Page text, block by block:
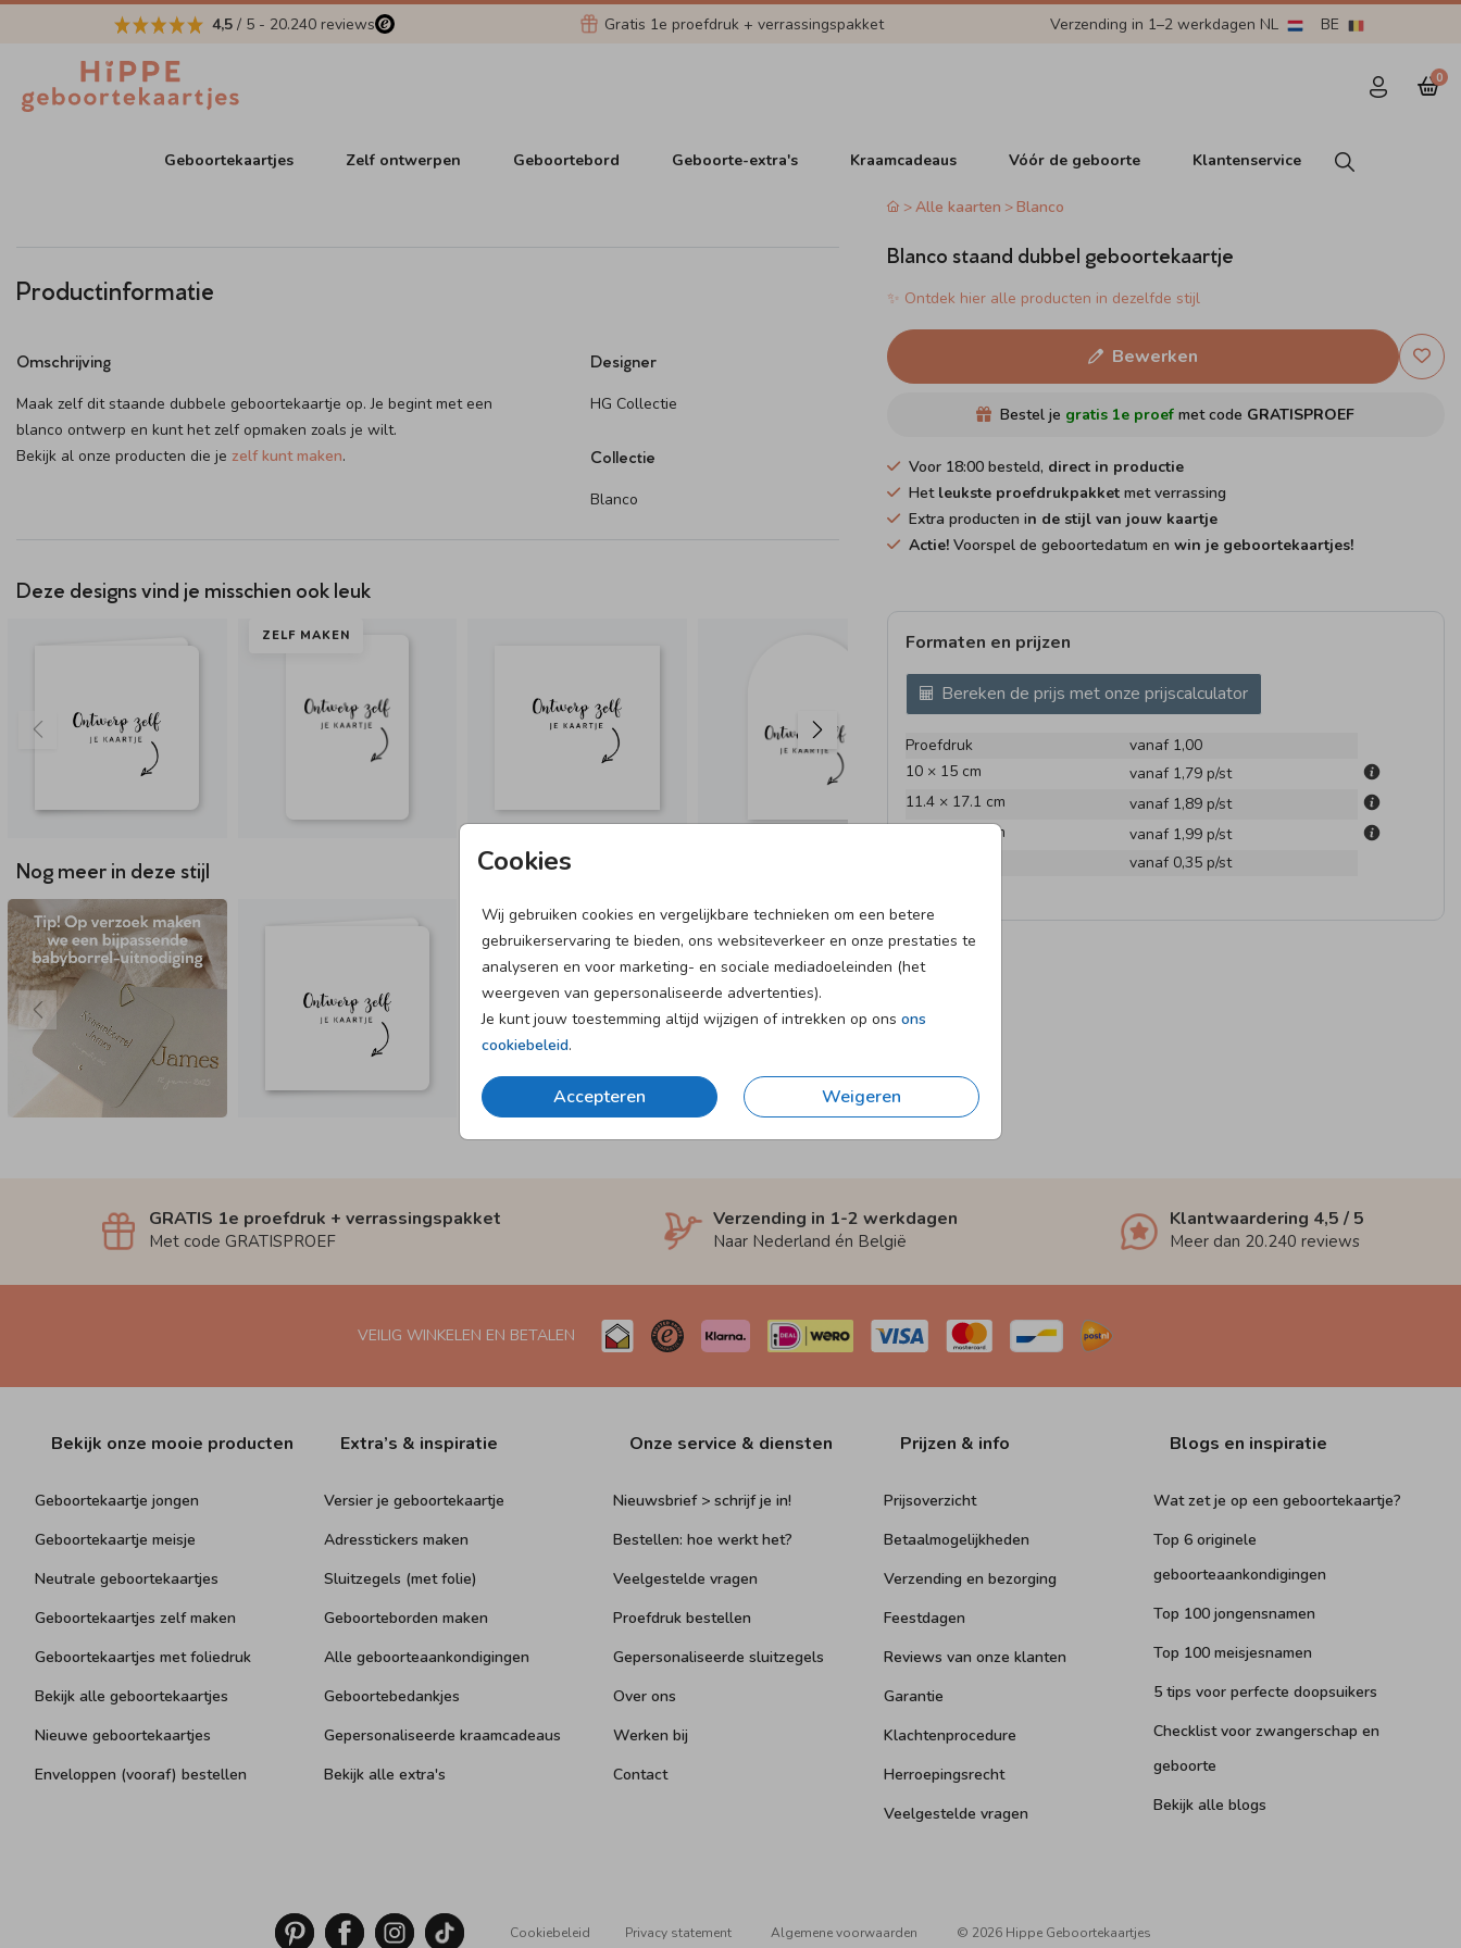
4,5 / 5 - 20.240 reviews Gratis 1e proefdruk + verrassingspakket Verzending in 1–2 werkdagen NL BE
0
Geboortekaartjes Zelf ontwerpen Geboortebord Geboorte-extra's Kraamcadeaus Vóór de geboorte Klantenservice
Cookies
Wij gebruiken cookies en vergelijkbare technieken om een betere
gebruikerservaring te bieden, ons websiteverkeer en onze prestaties te
analyseren en voor marketing- en sociale mediadoeleinden (het
weergeven van gepersonaliseerde advertenties).
Je kunt jouw toestemming altijd wijzigen of intrekken op ons ons
cookiebeleid.
Accepteren Weigeren
Productinformatie
Omschrijving
Maak zelf dit staande dubbele geboortekaartje op. Je begint met een
blanco ontwerp en kunt het zelf opmaken zoals je wilt.
Bekijk al onze producten die je zelf kunt maken.
Designer
HG Collectie
Collectie
Blanco
Deze designs vind je misschien ook leuk
ZELF MAKEN
Nog meer in deze stijl
Alle kaarten Blanco
Blanco staand dubbel geboortekaartje
✨ Ontdek hier alle producten in dezelfde stijl
Bewerken
Bestel je gratis 1e proef met code GRATISPROEF
Voor 18:00 besteld, direct in productie
Het leukste proefdrukpakketmet verrassing
Extra producten in de stijl van jouw kaartje
Actie!Voorspel de geboortedatum en win je geboortekaartjes!
Formaten en prijzen
Bereken de prijs met onze prijscalculator
Proefdruk
vanaf 1,00
10 × 15 cm
vanaf 1,79 p/st
11.4 × 17.1 cm
vanaf 1,89 p/st
14.4 × 21.6 cm
vanaf 1,99 p/st
vanaf 0,35 p/st
GRATIS 1e proefdruk + verrassingspakket
Met code GRATISPROEF
Verzending in 1-2 werkdagen
Naar Nederland én België
Klantwaardering 4,5 / 5
Meer dan 20.240 reviews
VEILIG WINKELEN EN BETALEN
Bekijk onze mooie producten
Geboortekaartje jongen
Geboortekaartje meisje
Neutrale geboortekaartjes
Geboortekaartjes zelf maken
Geboortekaartjes met foliedruk
Bekijk alle geboortekaartjes
Nieuwe geboortekaartjes
Enveloppen (vooraf) bestellen
Extra’s & inspiratie
Versier je geboortekaartje
Adresstickers maken
Sluitzegels (met folie)
Geboorteborden maken
Alle geboorteaankondigingen
Geboortebedankjes
Gepersonaliseerde kraamcadeaus
Bekijk alle extra's
Onze service & diensten
Nieuwsbrief > schrijf je in!
Bestellen: hoe werkt het?
Veelgestelde vragen
Proefdruk bestellen
Gepersonaliseerde sluitzegels
Over ons
Werken bij
Contact
Prijzen & info
Prijsoverzicht
Betaalmogelijkheden
Verzending en bezorging
Feestdagen
Reviews van onze klanten
Garantie
Klachtenprocedure
Herroepingsrecht
Veelgestelde vragen
Blogs en inspiratie
Wat zet je op een geboortekaartje?
Top 6 originele
geboorteaankondigingen
Top 100 jongensnamen
Top 100 meisjesnamen
5 tips voor perfecte doopsuikers
Checklist voor zwangerschap en
geboorte
Bekijk alle blogs
Cookiebeleid Privacy statement Algemene voorwaarden © 2026 Hippe Geboortekaartjes